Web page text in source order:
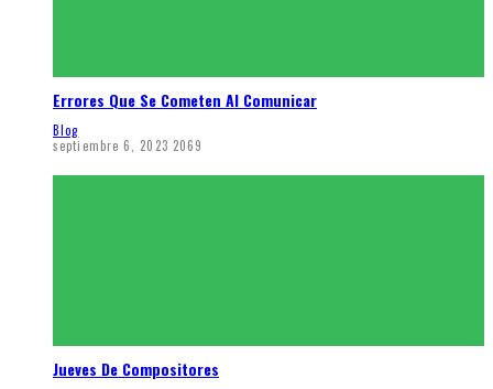
Errores Que Se Cometen Al Comunicar
Blog
septiembre 6, 2023 2069
Jueves De Compositores